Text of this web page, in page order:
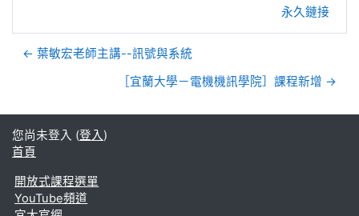
永久鏈接
← 葉敏宏老師主講--訊號與系統
［宜蘭大學－電機機訊學院］課程新增 →
您尚未登入 (登入)
首頁
開放式課程選單
YouTube頻道